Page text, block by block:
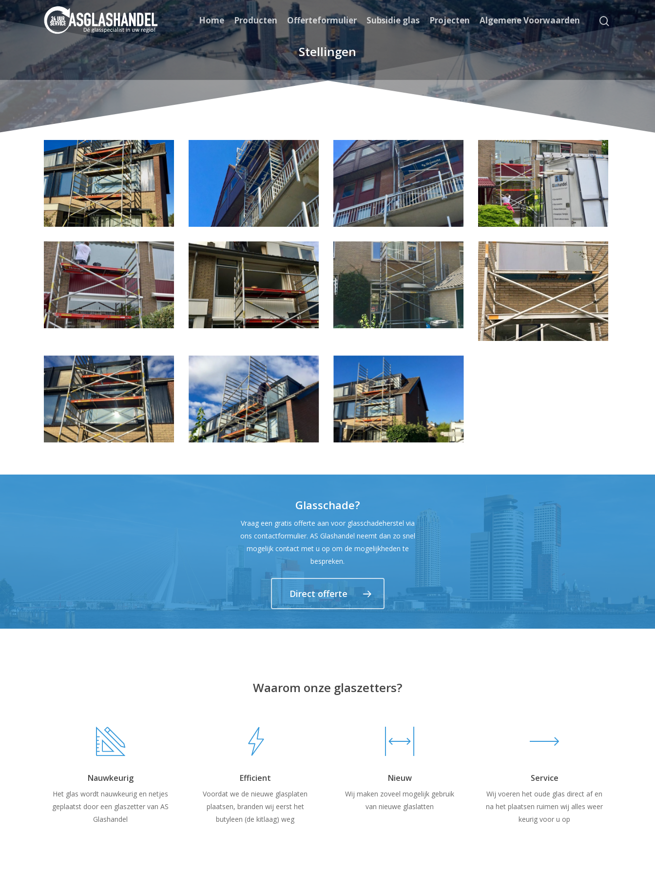
Hit enter to search or ESC to close
Home Producten Offerteformulier Subsidie glas Projecten Algemene Voorwaarden
Stellingen
Glasschade?
Vraag een gratis offerte aan voor glasschadeherstel via
ons contactformulier. AS Glashandel neemt dan zo snel
mogelijk contact met u op om de mogelijkheden te
bespreken.
Direct offerte
Waarom onze glaszetters?
Nauwkeurig
Het glas wordt nauwkeurig en netjes
geplaatst door een glaszetter van AS
Glashandel
Efficient
Voordat we de nieuwe glasplaten
plaatsen, branden wij eerst het
butyleen (de kitlaag) weg
Nieuw
Wij maken zoveel mogelijk gebruik
van nieuwe glaslatten
Service
Wij voeren het oude glas direct af en
na het plaatsen ruimen wij alles weer
keurig voor u op